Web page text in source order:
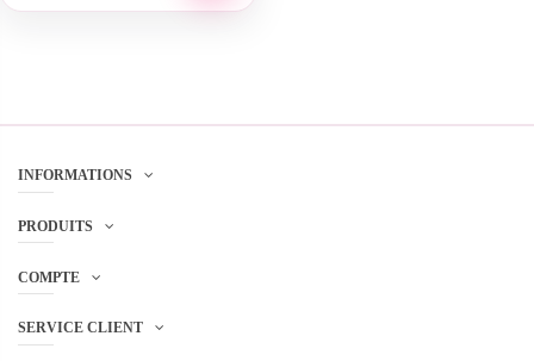
INFORMATIONS
PRODUITS
COMPTE
SERVICE CLIENT